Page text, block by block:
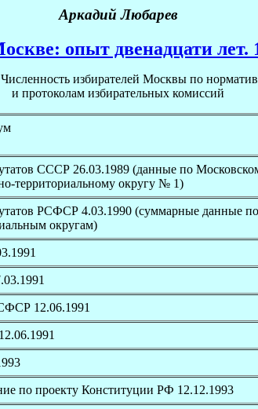
Аркадий Любарев
опыт двенадцати лет.
избирателей Москвы по
и протоколам избирательных комиссий
СССР 26.03.1989 (данные по
территориальному округу № 1)
РСФСР 4.03.1990 (суммарные данные
округам)
12.06.1991
по проекту Конституции РФ 12.12.1993